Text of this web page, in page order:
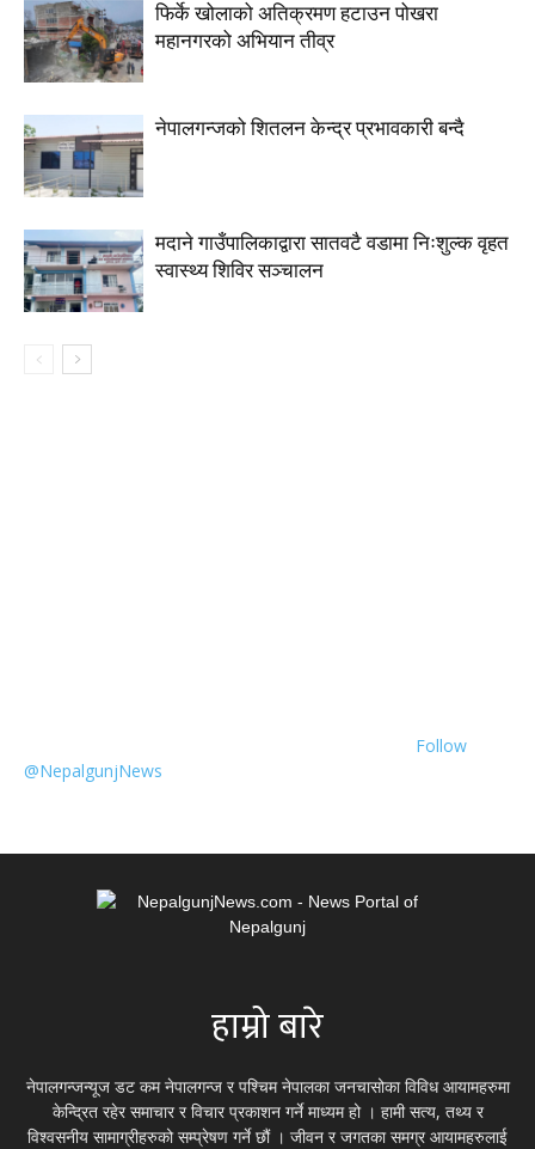
फिर्के खोलाको अतिक्रमण हटाउन पोखरा
महानगरको अभियान तीव्र
नेपालगन्जको शितलन केन्द्र प्रभावकारी बन्दै
मदाने गाउँपालिकाद्वारा सातवटै वडामा निःशुल्क वृहत
स्वास्थ्य शिविर सञ्चालन
Follow
@NepalgunjNews
हाम्रो बारे
नेपालगन्जन्यूज डट कम नेपालगन्ज र पश्चिम नेपालका जनचासोका विविध आयामहरुमा
केन्द्रित रहेर समाचार र विचार प्रकाशन गर्ने माध्यम हो । हामी सत्य, तथ्य र
विश्वसनीय सामाग्रीहरुको सम्प्रेषण गर्ने छौं । जीवन र जगतका समग्र आयामहरुलाई